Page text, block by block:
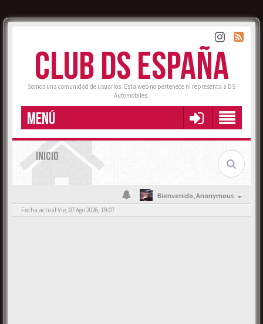
CLUB DS ESPAÑA
Somos una comunidad de usuarios. Esta web no pertenece ni representa a DS
Automobiles.
MENÚ
INICIO
Bienvenido,Anonymous
Fecha actual Vie, 07 Ago 2026, 19:07